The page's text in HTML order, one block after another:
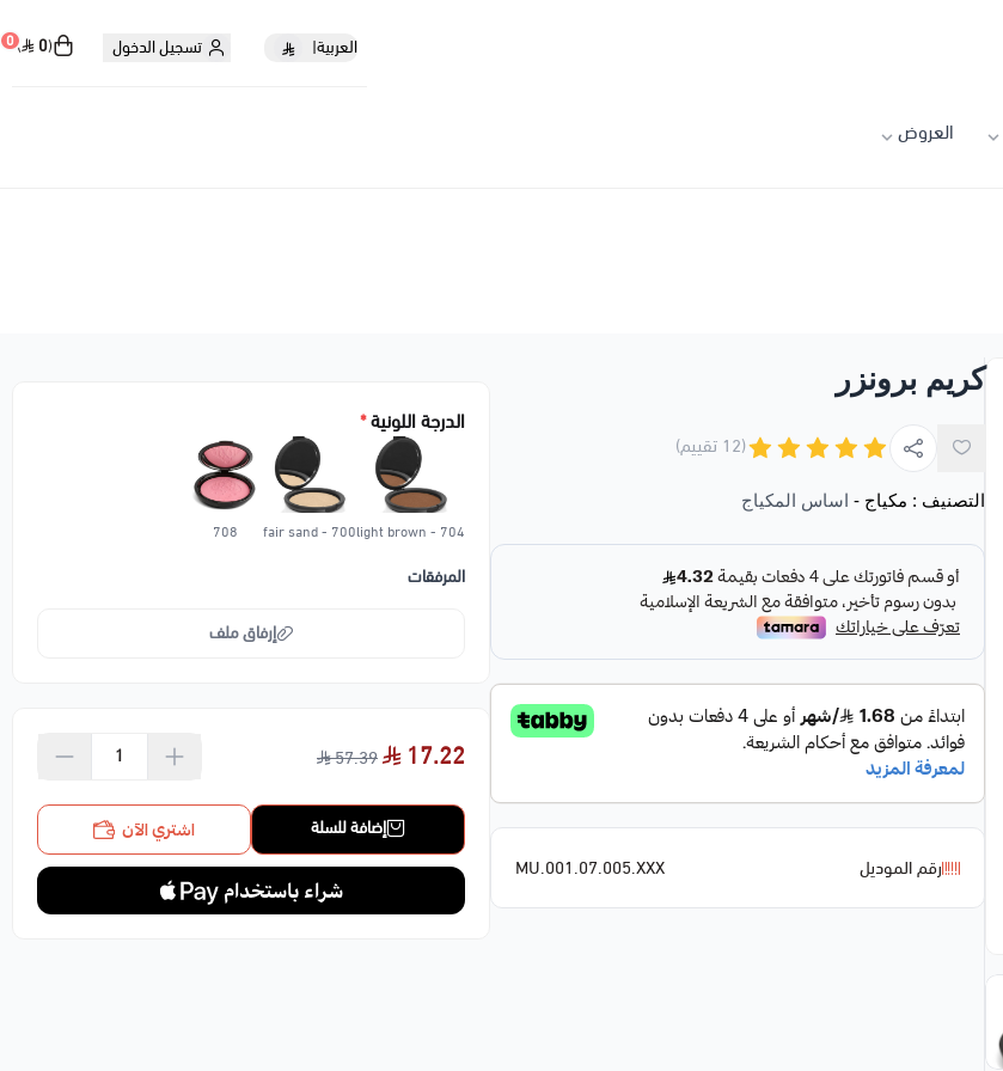
العروض
العربية| تسجيل الدخول 0 0
كريم برونزر
(12 تقييم)
التصنيف : مكياج - اساس المكياج
رقم الموديل MU.001.07.005.XXX
الدرجة اللونية*
704 - light brown
700 - fair sand
708
المرفقات
إرفاق ملف
17.22
57.39
إضافة للسلة اشتري الآن